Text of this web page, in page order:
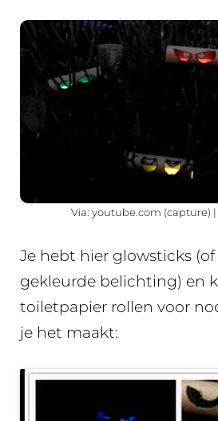
Via: youtube.com (capture) |
Je hebt hier glowsticks
gekleurde belichting) en
toiletpapier rollen voor
je het maakt: